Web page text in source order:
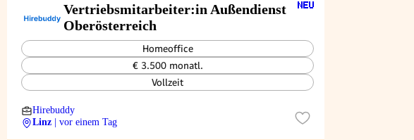
Vertriebsmitarbeiter:in Außendienst
Oberösterreich
Homeoffice
€ 3.500 monatl.
Vollzeit
Hirebuddy
Linz
| vor einem Tag